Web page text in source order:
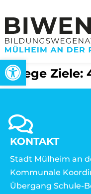
Open toolbar
Wege Ziele:
KONTAKT
Stadt Mülheim an
Kommunale
Übergang Schule-